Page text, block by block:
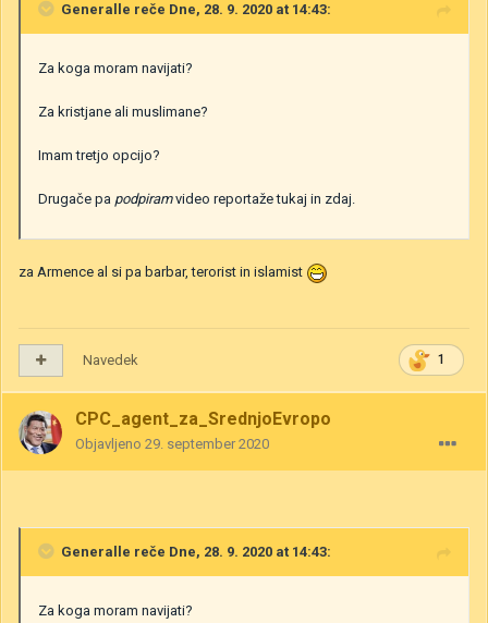
Generalle reče Dne, 28. 9. 2020 at 14:43:
Za koga moram navijati?
Za kristjane ali muslimane?
Imam tretjo opcijo?
Drugače pa podpiramvideo reportaže tukaj in zdaj.
za Armence al si pa barbar, terorist in islamist
1
Navedek
CPC_agent_za_SrednjoEvropo
Objavljeno 29. september 2020
Generalle reče Dne, 28. 9. 2020 at 14:43:
Za koga moram navijati?